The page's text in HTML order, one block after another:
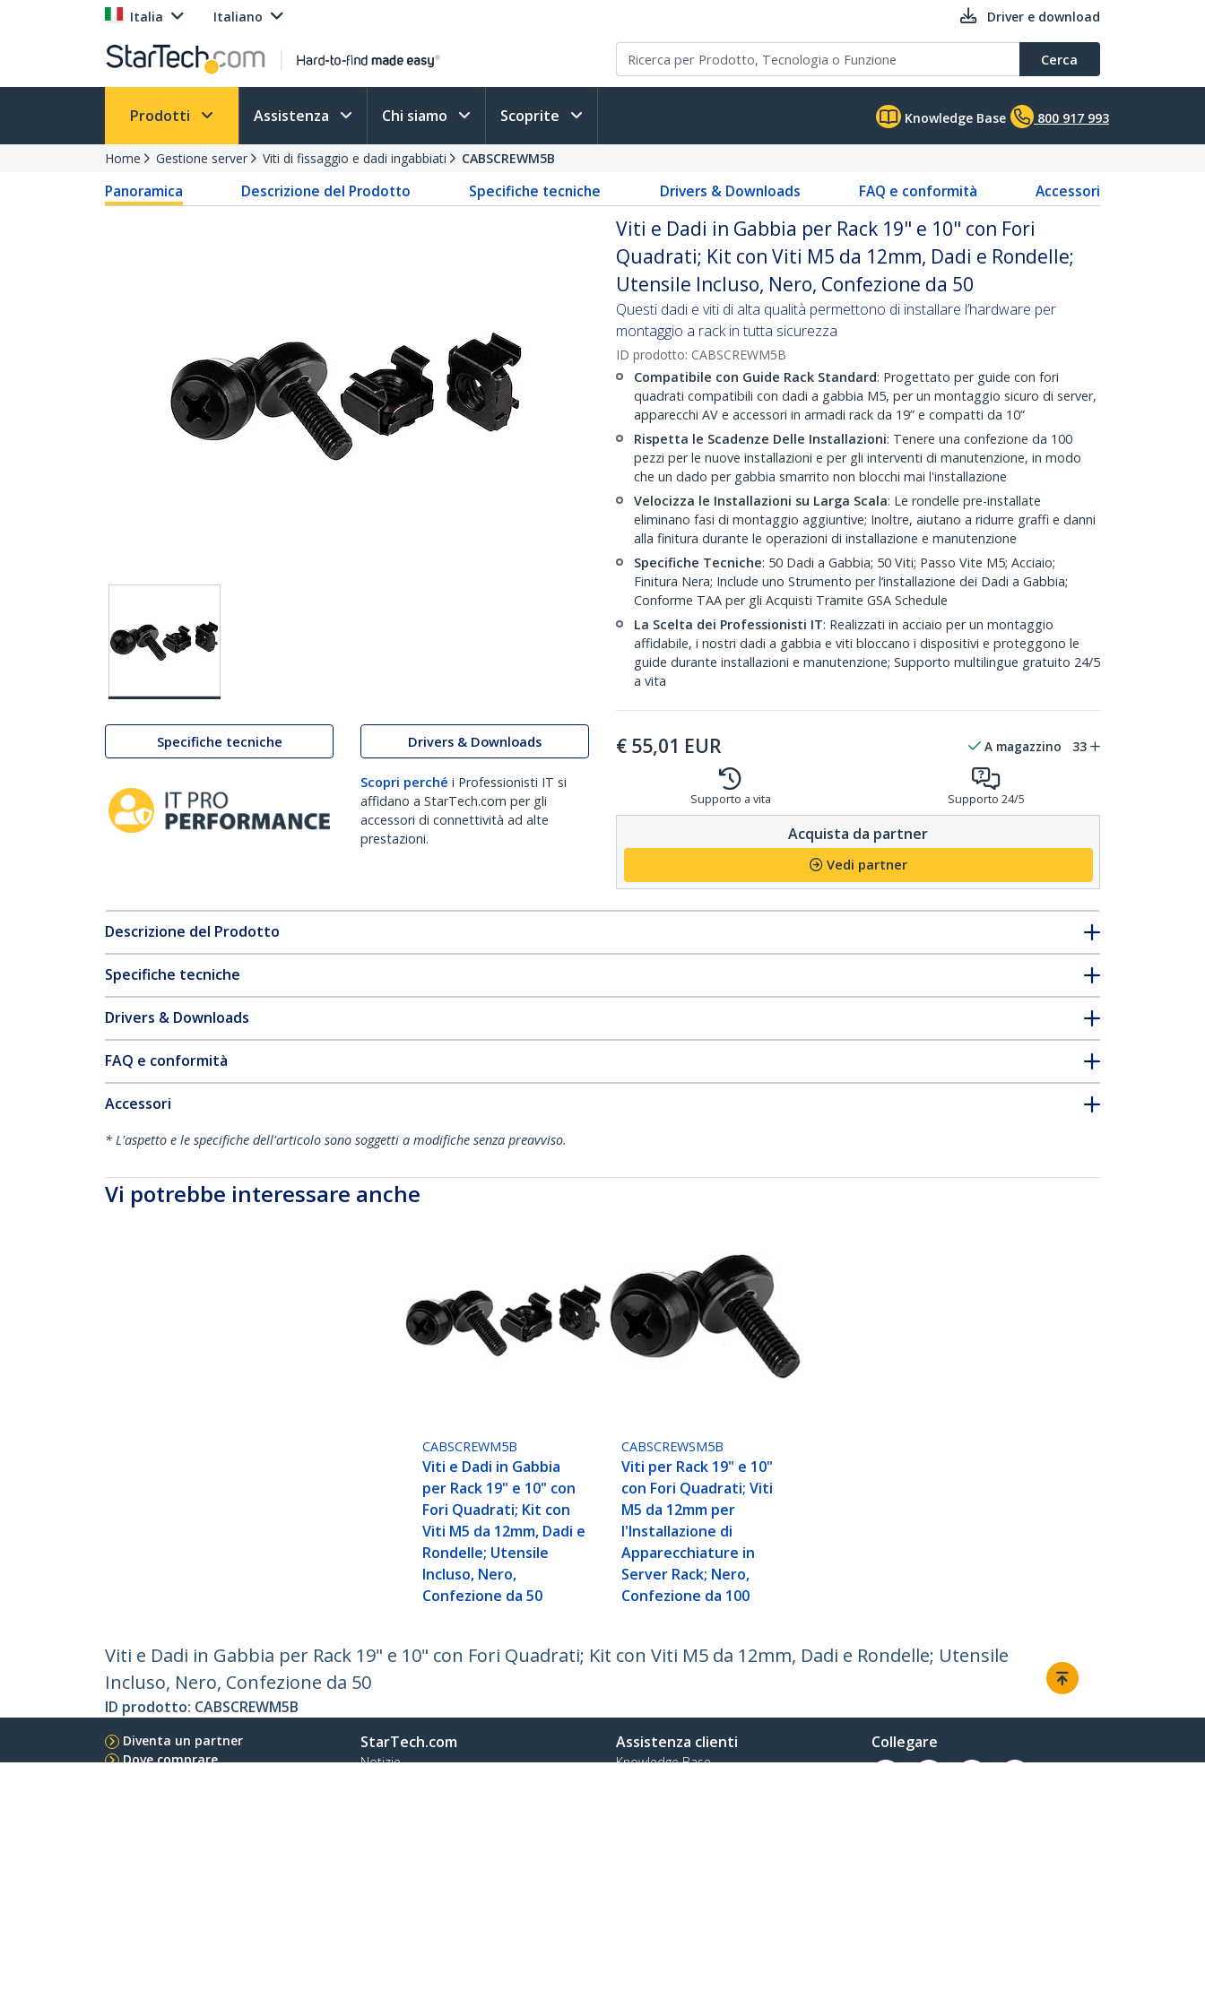
Italia Italiano Driver e download
Cerca
Prodotti Assistenza Chi siamo Scoprite Knowledge Base 800 917 993
Home Gestione server Viti di fissaggio e dadi ingabbiati CABSCREWM5B
Panoramica Descrizione del Prodotto Specifiche tecniche Drivers & Downloads FAQ e conformità Accessori
Specifiche tecniche Drivers & Downloads
Scopri perché i Professionisti IT si
affidano a StarTech.com per gli
accessori di connettività ad alte
prestazioni.
Viti e Dadi in Gabbia per Rack 19" e 10" con Fori
Quadrati; Kit con Viti M5 da 12mm, Dadi e Rondelle;
Utensile Incluso, Nero, Confezione da 50
Questi dadi e viti di alta qualità permettono di installare l’hardware per
montaggio a rack in tutta sicurezza
ID prodotto: CABSCREWM5B
Compatibile con Guide Rack Standard: Progettato per guide con fori
quadrati compatibili con dadi a gabbia M5, per un montaggio sicuro di server,
apparecchi AV e accessori in armadi rack da 19” e compatti da 10”
Rispetta le Scadenze Delle Installazioni: Tenere una confezione da 100
pezzi per le nuove installazioni e per gli interventi di manutenzione, in modo
che un dado per gabbia smarrito non blocchi mai l'installazione
Velocizza le Installazioni su Larga Scala: Le rondelle pre-installate
eliminano fasi di montaggio aggiuntive; Inoltre, aiutano a ridurre graffi e danni
alla finitura durante le operazioni di installazione e manutenzione
Specifiche Tecniche: 50 Dadi a Gabbia; 50 Viti; Passo Vite M5; Acciaio;
Finitura Nera; Include uno Strumento per l’installazione dei Dadi a Gabbia;
Conforme TAA per gli Acquisti Tramite GSA Schedule
La Scelta dei Professionisti IT: Realizzati in acciaio per un montaggio
affidabile, i nostri dadi a gabbia e viti bloccano i dispositivi e proteggono le
guide durante installazioni e manutenzione; Supporto multilingue gratuito 24/5
a vita
€ 55,01 EUR A magazzino 33
Supporto a vita Supporto 24/5
Acquista da partner
Vedi partner
Descrizione del Prodotto
Specifiche tecniche
Drivers & Downloads
FAQ e conformità
Accessori
* L'aspetto e le specifiche dell'articolo sono soggetti a modifiche senza preavviso.
Vi potrebbe interessare anche
CABSCREWM5B
Viti e Dadi in Gabbia
per Rack 19" e 10" con
Fori Quadrati; Kit con
Viti M5 da 12mm, Dadi e
Rondelle; Utensile
Incluso, Nero,
Confezione da 50
CABSCREWSM5B
Viti per Rack 19" e 10"
con Fori Quadrati; Viti
M5 da 12mm per
l'Installazione di
Apparecchiature in
Server Rack; Nero,
Confezione da 100
Viti e Dadi in Gabbia per Rack 19" e 10" con Fori Quadrati; Kit con Viti M5 da 12mm, Dadi e Rondelle; Utensile
Incluso, Nero, Confezione da 50
ID prodotto: CABSCREWM5B
Diventa un partner
Dove comprare
StarTech.com
Notizie
Assistenza clienti
Knowledge Base
Collegare